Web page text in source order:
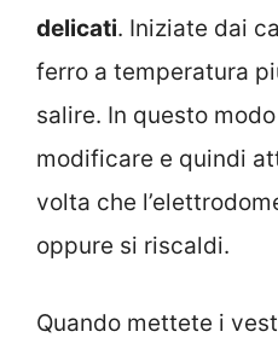
delicati. Iniziate dai
ferro a temperatura
salire. In questo
modificare e quindi
volta che
oppure si riscaldi.
Quando mettete i